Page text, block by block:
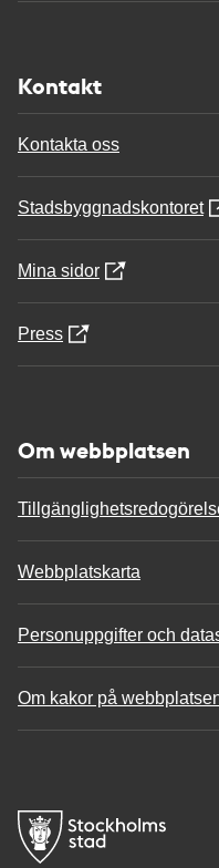
Kontakt
Kontakta oss
Stadsbyggnadskontoret
Mina sidor
Press
Om webbplatsen
Webbplatskarta
Personuppgifter och
Om kakor på